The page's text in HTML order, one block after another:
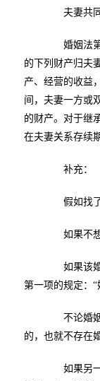
夫妻共同
婚姻法第
的下列财产归夫
产、经营的收益
间，夫妻一方或
的财产。对于继
在夫妻关系存续
补充：
假如找了
如果不想
如果该婚
第一项的规定：
不论婚姻
的，也就不存在
如果另一